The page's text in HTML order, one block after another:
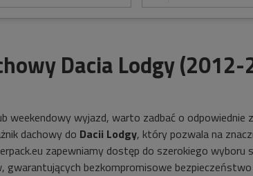
Dacia Lodgy
weekendowy wyjazd, warto zadbać o
dachowy do Dacii Lodgy, który pozwala na
zapewniamy dostęp do szerokiego
gwarantujących bezkompromisowe